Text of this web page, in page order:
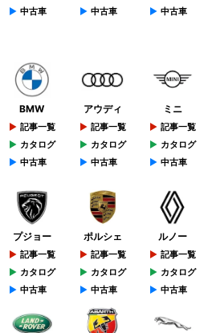
中古車
中古車
中古車
BMW
記事一覧
カタログ
中古車
アウディ
記事一覧
カタログ
中古車
ミニ
記事一覧
カタログ
中古車
プジョー
記事一覧
カタログ
中古車
ポルシェ
記事一覧
カタログ
中古車
ルノー
記事一覧
カタログ
中古車